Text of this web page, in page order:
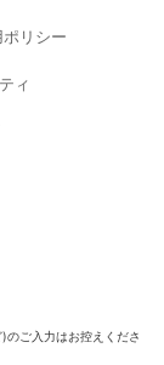
リシー
ィ
のご入力はお控えくださ